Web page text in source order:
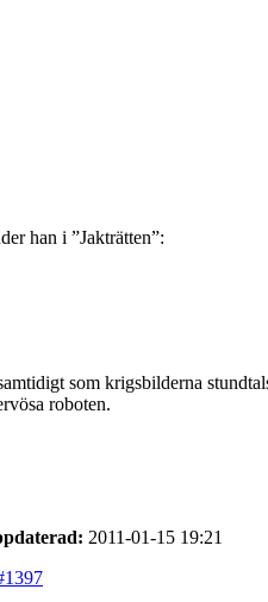
han i ”Jakträtten”:
som krigsbilderna
roboten.
2011-01-15 19:21